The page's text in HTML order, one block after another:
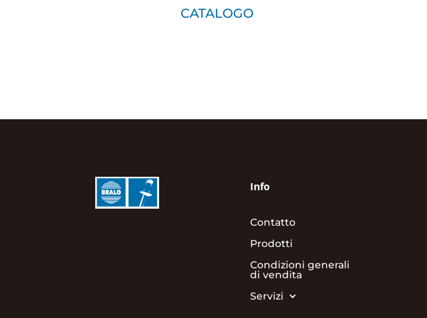
CATALOGO
Info
Contatto
Prodotti
Condizioni generali
di vendita
Servizi